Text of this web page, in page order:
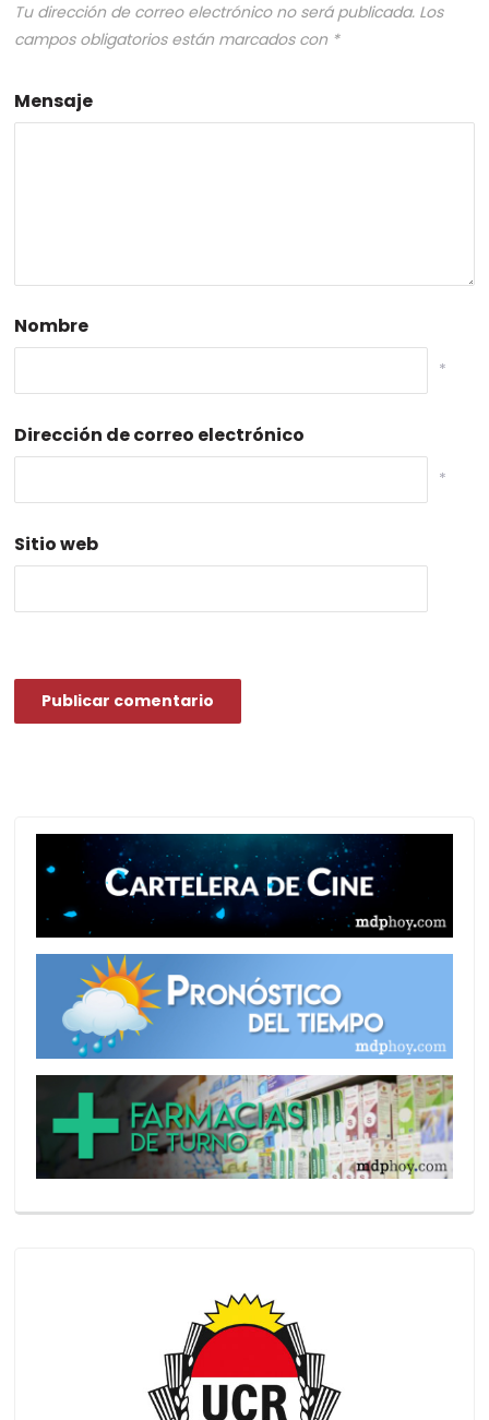
Tu dirección de correo electrónico no será publicada. Los
campos obligatorios están marcados con *
Mensaje
Nombre
*
Dirección de correo electrónico
*
Sitio web